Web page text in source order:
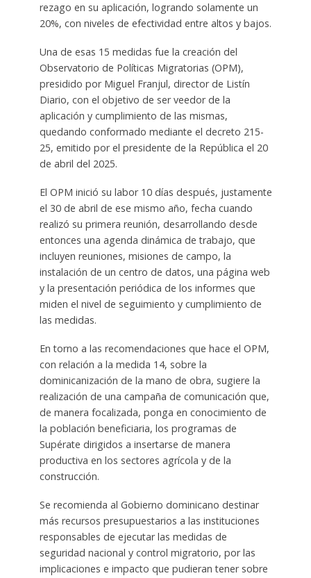
rezago en su aplicación, logrando solamente un
20%, con niveles de efectividad entre altos y bajos.
Una de esas 15 medidas fue la creación del
Observatorio de Políticas Migratorias (OPM),
presidido por Miguel Franjul, director de Listín
Diario, con el objetivo de ser veedor de la
aplicación y cumplimiento de las mismas,
quedando conformado mediante el decreto 215-
25, emitido por el presidente de la República el 20
de abril del 2025.
El OPM inició su labor 10 días después, justamente
el 30 de abril de ese mismo año, fecha cuando
realizó su primera reunión, desarrollando desde
entonces una agenda dinámica de trabajo, que
incluyen reuniones, misiones de campo, la
instalación de un centro de datos, una página web
y la presentación periódica de los informes que
miden el nivel de seguimiento y cumplimiento de
las medidas.
En torno a las recomendaciones que hace el OPM,
con relación a la medida 14, sobre la
dominicanización de la mano de obra, sugiere la
realización de una campaña de comunicación que,
de manera focalizada, ponga en conocimiento de
la población beneficiaria, los programas de
Supérate dirigidos a insertarse de manera
productiva en los sectores agrícola y de la
construcción.
Se recomienda al Gobierno dominicano destinar
más recursos presupuestarios a las instituciones
responsables de ejecutar las medidas de
seguridad nacional y control migratorio, por las
implicaciones e impacto que pudieran tener sobre